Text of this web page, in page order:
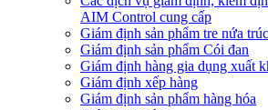
AIM Control cung cấp
Giám định sản phẩm tre nứa trúc
Giám định sản phẩm Cói đan
Giám định hàng gia dụng xuất
Giám định xếp hàng
Giám định sản phẩm hàng hóa